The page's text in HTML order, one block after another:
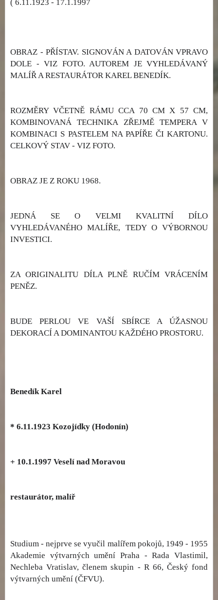
( 6.11.1923 - 17.1.1997
OBRAZ - PŘÍSTAV. SIGNOVÁN A DATOVÁN VPRAVO
DOLE - VIZ FOTO. AUTOREM JE VYHLEDÁVANÝ
MALÍŘ A RESTAURÁTOR KAREL BENEDÍK.
ROZMĚRY VČETNĚ RÁMU CCA 70 CM X 57 CM,
KOMBINOVANÁ TECHNIKA ZŘEJMĚ TEMPERA V
KOMBINACI S PASTELEM NA PAPÍŘE ČI KARTONU.
CELKOVÝ STAV - VIZ FOTO.
OBRAZ JE Z ROKU 1968.
JEDNÁ SE O VELMI KVALITNÍ DÍLO
VYHLEDÁVANÉHO MALÍŘE, TEDY O VÝBORNOU
INVESTICI.
ZA ORIGINALITU DÍLA PLNĚ RUČÍM VRÁCENÍM
PENĚZ.
BUDE PERLOU VE VAŠÍ SBÍRCE A ÚŽASNOU
DEKORACÍ A DOMINANTOU KAŽDÉHO PROSTORU.
Benedík Karel
* 6.11.1923 Kozojídky (Hodonín)
+ 10.1.1997 Veselí nad Moravou
restaurátor, malíř
Studium - nejprve se vyučil malířem pokojů, 1949 - 1955
Akademie výtvarných umění Praha - Rada Vlastimil,
Nechleba Vratislav, členem skupin - R 66, Český fond
výtvarných umění (ČFVU).